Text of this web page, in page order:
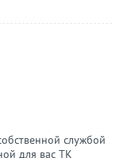
службой
для вас ТК